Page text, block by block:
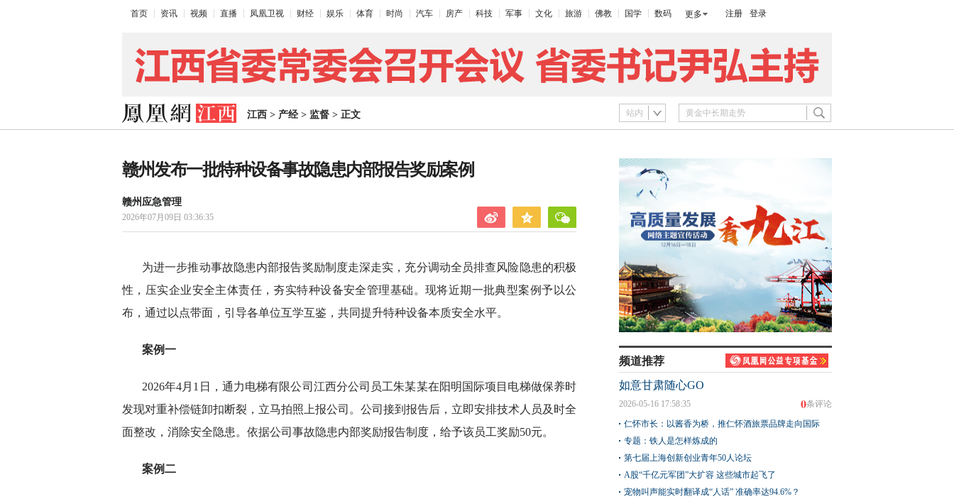
首页 资讯 视频 直播 凤凰卫视 财经 娱乐 体育 时尚 汽车 房产 科技 军事 文化 旅游 佛教 国学 数码 更多 注册 登录
江西 > 产经> 监督 > 正文 站内
赣州发布一批特种设备事故隐患内部报告奖励案例
赣州应急管理
2026年07月09日 03:36:35
为进一步推动事故隐患内部报告奖励制度走深走实，充分调动全员排查风险隐患的积极
性，压实企业安全主体责任，夯实特种设备安全管理基础。现将近期一批典型案例予以公
布，通过以点带面，引导各单位互学互鉴，共同提升特种设备本质安全水平。
案例一
2026年4月1日，通力电梯有限公司江西分公司员工朱某某在阳明国际项目电梯做保养时
发现对重补偿链卸扣断裂，立马拍照上报公司。公司接到报告后，立即安排技术人员及时全
面整改，消除安全隐患。依据公司事故隐患内部奖励报告制度，给予该员工奖励50元。
案例二
频道推荐
如意甘肃随心GO
0条评论
2026-05-16 17:58:35
仁怀市长：以酱香为桥，推仁怀酒旅票品牌走向国际
专题：铁人是怎样炼成的
第七届上海创新创业青年50人论坛
A股“千亿元军团”大扩容 这些城市起飞了
宠物叫声能实时翻译成“人话” 准确率达94.6%？